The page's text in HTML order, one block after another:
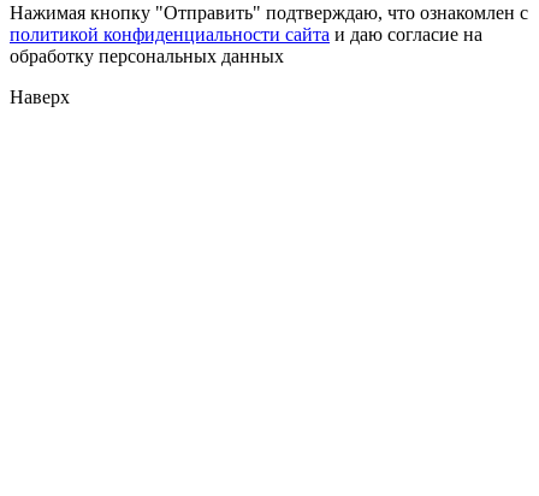
Нажимая кнопку "Отправить" подтверждаю, что ознакомлен с
политикой конфиденциальности сайта и даю согласие на
обработку персональных данных
Наверх